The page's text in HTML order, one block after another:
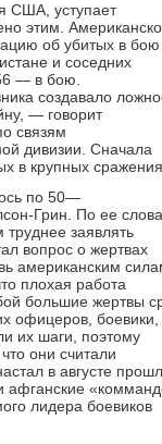
США, уступает
этим.
об убитых в бою
и соседних
— в бою.
создавало
— говорит
связям
дивизии. Сначала
в крупных
по 50—
Грин. По ее
заявлять
вопрос о жертвах
американским
плохая работа
большие жертвы
офицеров, боевики,
их шаги, поэтому
они считали
в августе
афганские
лидера боевиков